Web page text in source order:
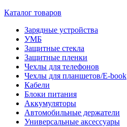
Каталог товаров
Зарядные устройства
УМБ
Защитные стекла
Защитные пленки
Чехлы для телефонов
Чехлы для планшетов/E-book
Кабели
Блоки питания
Аккумуляторы
Автомобильные держатели
Универсальные аксессуары